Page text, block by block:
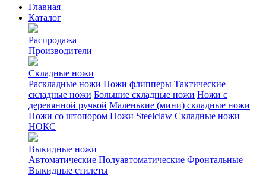
Главная
Каталог
Распродажа
Производители
Складные ножи
Раскладные ножи Ножи флипперы Тактические
складные ножи Большие складные ножи Ножи с
деревянной ручкой Маленькие (мини) складные ножи
Ножи со штопором Ножи Steelclaw Складные ножи
НОКС
Выкидные ножи
Автоматические Полуавтоматические Фронтальные
Выкидные стилеты